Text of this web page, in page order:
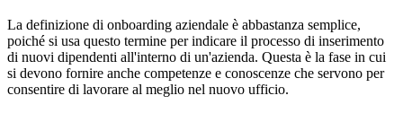
La definizione di onboarding aziendale è abbastanza semplice,
poiché si usa questo termine per indicare il processo di inserimento
di nuovi dipendenti all'interno di un'azienda. Questa è la fase in cui
si devono fornire anche competenze e conoscenze che servono per
consentire di lavorare al meglio nel nuovo ufficio.